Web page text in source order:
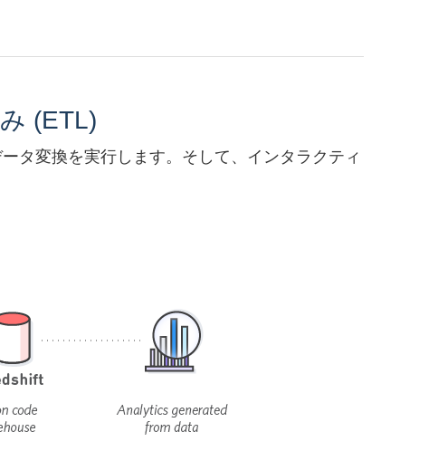
(ETL)
タ変換を実行します。そして、インタラクティ